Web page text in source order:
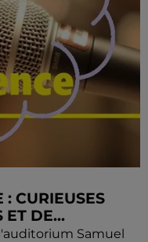
: CURIEUSES
ET DE...
Samuel